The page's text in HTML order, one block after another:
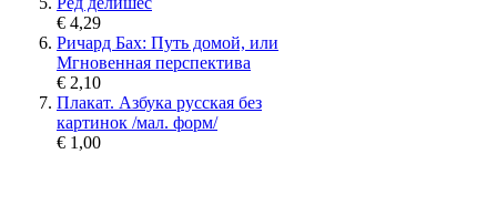
€ 4,29
Ричард Бах: Путь домой, или
Мгновенная перспектива
€ 2,10
Плакат. Азбука русская без
картинок /мал. форм/
€ 1,00